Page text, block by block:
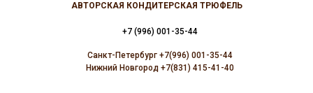
АВТОРСКАЯ КОНДИТЕРСКАЯ ТРЮФЕЛЬ
+7 (996) 001-35-44
Санкт-Петербург +7(996) 001-35-44
Нижний Новгород +7(831) 415-41-40